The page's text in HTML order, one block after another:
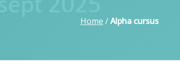
Home /Alpha cursus